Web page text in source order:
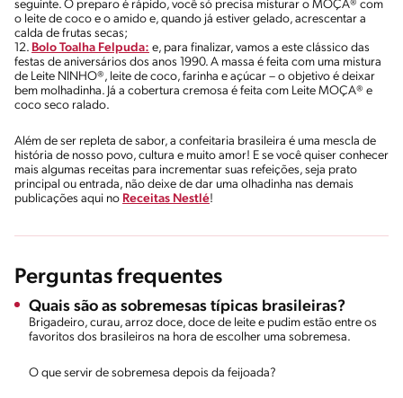
seguinte. O preparo é rápido, você só precisa misturar o MOÇA® com
o leite de coco e o amido e, quando já estiver gelado, acrescentar a
calda de frutas secas;
12. Bolo Toalha Felpuda: e, para finalizar, vamos a este clássico das
festas de aniversários dos anos 1990. A massa é feita com uma mistura
de Leite NINHO®, leite de coco, farinha e açúcar – o objetivo é deixar
bem molhadinha. Já a cobertura cremosa é feita com Leite MOÇA® e
coco seco ralado.
Além de ser repleta de sabor, a confeitaria brasileira é uma mescla de
história de nosso povo, cultura e muito amor! E se você quiser conhecer
mais algumas receitas para incrementar suas refeições, seja prato
principal ou entrada, não deixe de dar uma olhadinha nas demais
publicações aqui no Receitas Nestlé!
Perguntas frequentes
Quais são as sobremesas típicas brasileiras?
Brigadeiro, curau, arroz doce, doce de leite e pudim estão entre os
favoritos dos brasileiros na hora de escolher uma sobremesa.
O que servir de sobremesa depois da feijoada?